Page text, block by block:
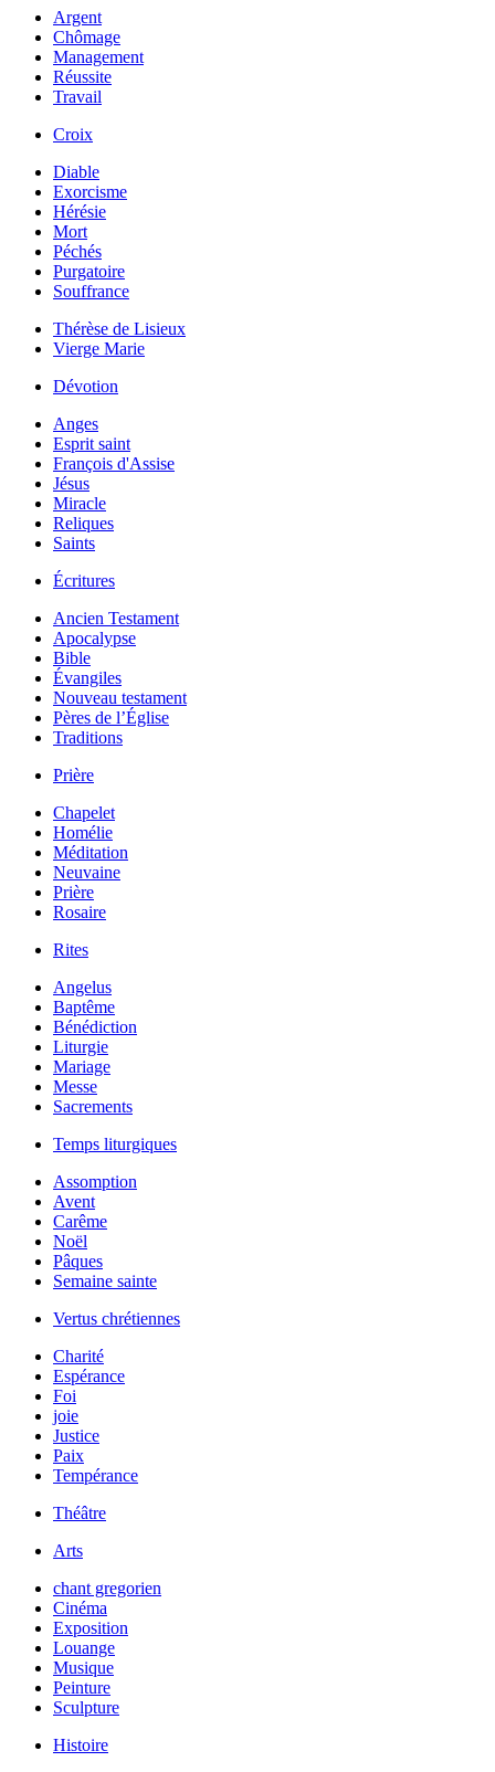
Argent
Chômage
Management
Réussite
Travail
Croix
Diable
Exorcisme
Hérésie
Mort
Péchés
Purgatoire
Souffrance
Thérèse de Lisieux
Vierge Marie
Dévotion
Anges
Esprit saint
François d'Assise
Jésus
Miracle
Reliques
Saints
Écritures
Ancien Testament
Apocalypse
Bible
Évangiles
Nouveau testament
Pères de l’Église
Traditions
Prière
Chapelet
Homélie
Méditation
Neuvaine
Prière
Rosaire
Rites
Angelus
Baptême
Bénédiction
Liturgie
Mariage
Messe
Sacrements
Temps liturgiques
Assomption
Avent
Carême
Noël
Pâques
Semaine sainte
Vertus chrétiennes
Charité
Espérance
Foi
joie
Justice
Paix
Tempérance
Théâtre
Arts
chant gregorien
Cinéma
Exposition
Louange
Musique
Peinture
Sculpture
Histoire